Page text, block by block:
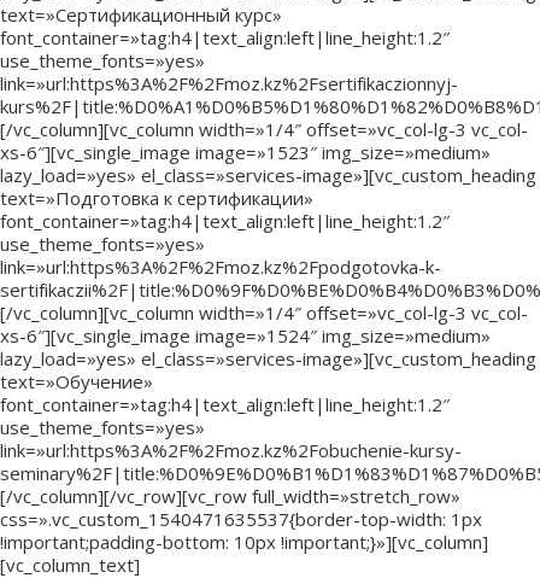
text=»Сертификационный курс»
font_container=»tag:h4|text_align:left|line_height:1.2″
use_theme_fonts=»yes»
link=»url:https%3A%2F%2Fmoz.kz%2Fsertifikaczionnyj-
[/vc_column][vc_column width=»1/4″ offset=»vc_col-lg-3 vc_col-
xs-6″][vc_single_image image=»1523″ img_size=»medium»
lazy_load=»yes» el_class=»services-image»][vc_custom_heading
text=»Подготовка к сертификации»
font_container=»tag:h4|text_align:left|line_height:1.2″
use_theme_fonts=»yes»
link=»url:https%3A%2F%2Fmoz.kz%2Fpodgotovka-k-
[/vc_column][vc_column width=»1/4″ offset=»vc_col-lg-3 vc_col-
xs-6″][vc_single_image image=»1524″ img_size=»medium»
lazy_load=»yes» el_class=»services-image»][vc_custom_heading
text=»Обучение»
font_container=»tag:h4|text_align:left|line_height:1.2″
use_theme_fonts=»yes»
link=»url:https%3A%2F%2Fmoz.kz%2Fobuchenie-kursy-
[/vc_column][/vc_row][vc_row full_width=»stretch_row»
css=».vc_custom_1540471635537{border-top-width: 1px
!important;padding-bottom: 10px !important;}»][vc_column]
[vc_column_text]